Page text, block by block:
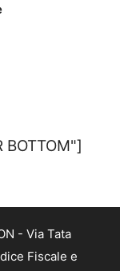
- Via Tata
Fiscale e